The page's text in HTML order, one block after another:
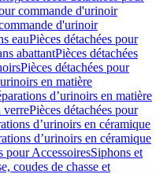
commande d'urinoir
d'urinoir
eauPièces détachées pour
abattantPièces détachées
Pièces détachées pour
en matière
d’urinoirs en matière
verrePièces détachées pour
d’urinoirs en céramique
d’urinoirs en céramique
pour AccessoiresSiphons et
coudes de chasse et